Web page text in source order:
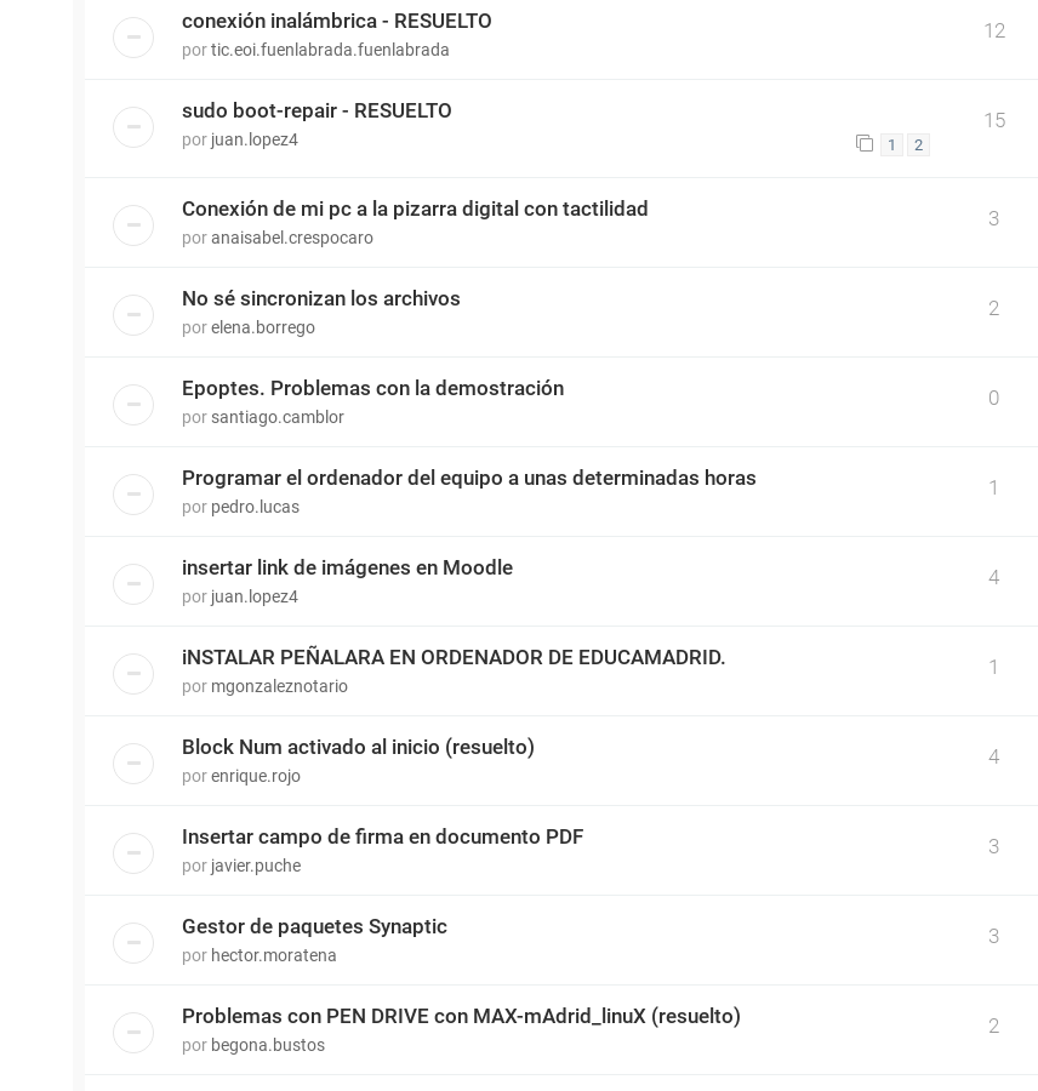
conexión inalámbrica - RESUELTO
portic.eoi.fuenlabrada.fuenlabrada
12
sudo boot-repair - RESUELTO
por juan.lopez4 1 2
15
Conexión de mi pc a la pizarra digital con tactilidad
poranaisabel.crespocaro
3
No sé sincronizan los archivos
porelena.borrego
2
Epoptes. Problemas con la demostración
por santiago.camblor
0
Programar el ordenador del equipo a unas determinadas horas
por pedro.lucas
1
insertar link de imágenes en Moodle
por juan.lopez4
4
iNSTALAR PEÑALARA EN ORDENADOR DE EDUCAMADRID.
por mgonzaleznotario
1
Block Num activado al inicio (resuelto)
porenrique.rojo
4
Insertar campo de firma en documento PDF
por javier.puche
3
Gestor de paquetes Synaptic
por hector.moratena
3
Problemas con PEN DRIVE con MAX-mAdrid_linuX (resuelto)
por begona.bustos
2